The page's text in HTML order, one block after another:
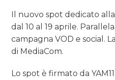
Il nuovo spot dedicato
dal 10 al 19 aprile.
campagna VOD e social.
di MediaCom.
Lo spot è firmato da